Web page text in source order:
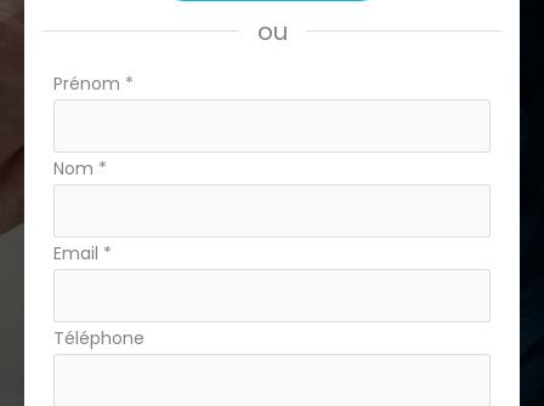
ou
Formulaire
téléphone
Prénom *
Nom *
Email *
Téléphone